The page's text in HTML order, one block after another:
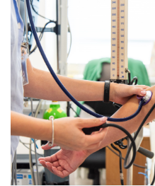
NABÍZENÉ SLUŽBY
ČEKÁ VÁS VYŠETŘENÍ?
CHCI SE OBJEDNAT
KONTAKTY
O NÁS